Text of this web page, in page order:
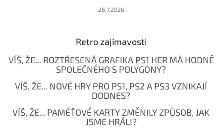
26.7.2026
Retro zajímavosti
VÍŠ, ŽE... ROZTŘESENÁ GRAFIKA PS1 HER MÁ HODNĚ
SPOLEČNÉHO S POLYGONY?
VÍŠ, ŽE... NOVÉ HRY PRO PS1, PS2 A PS3 VZNIKAJÍ
DODNES?
VÍŠ, ŽE... PAMĚŤOVÉ KARTY ZMĚNILY ZPŮSOB, JAK
JSME HRÁLI?